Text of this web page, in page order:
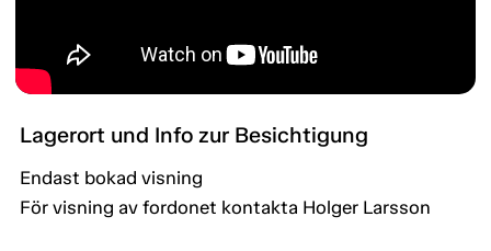
Lagerort und Info zur Besichtigung
Endast bokad visning
För visning av fordonet kontakta Holger Larsson